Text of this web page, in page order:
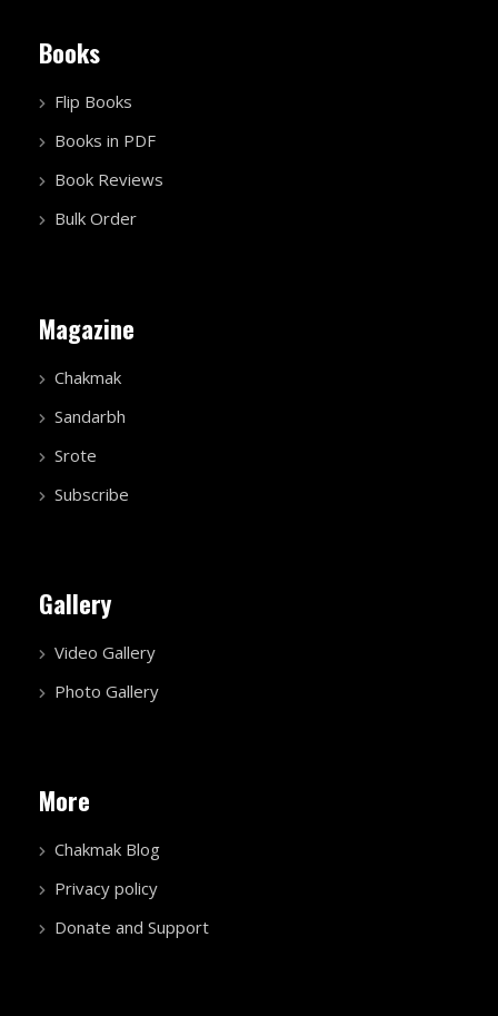
Books
Flip Books
Books in PDF
Book Reviews
Bulk Order
Magazine
Chakmak
Sandarbh
Srote
Subscribe
Gallery
Video Gallery
Photo Gallery
More
Chakmak Blog
Privacy policy
Donate and Support